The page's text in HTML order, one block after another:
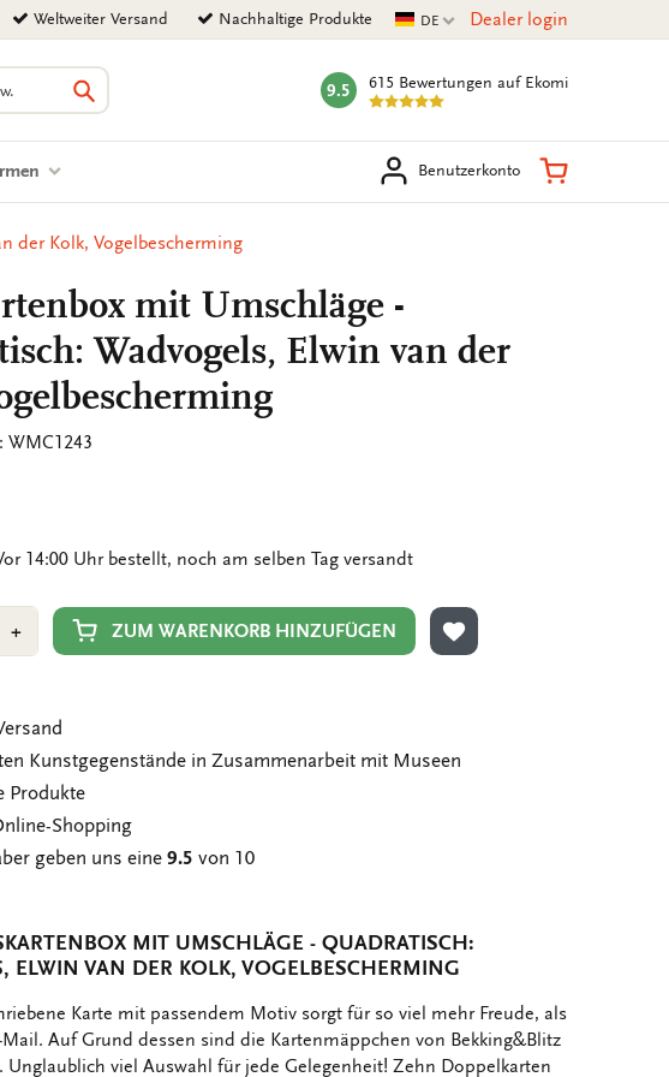
Weltweiter Versand Nachhaltige Produkte Aktuelle Sprache
DE Dealer login
Suchen
mark:
9.5 615 Bewertungen auf Ekomi
Benutzerkonto Warenkorb
der Kolk, Vogelbescherming
mit Umschläge -
Wadvogels, Elwin van der
14:00 Uhr bestellt, noch am selben Tag versandt
+Plus
1
ZUM WARENKORB HINZUFÜGEN
ZUR WUNSCHLISTE
Kunstgegenstände in Zusammenarbeit mit Museen
Produkte
Shopping
geben uns eine9.5 von 10
MIT UMSCHLÄGE - QUADRATISCH: W
VAN DER KOLK, VOGELBESCHERMING
Karte mit passendem Motiv sorgt für so viel mehr Freude, als
Auf Grund dessen sind die Kartenmäppchen von Bekking&Blitz
Unglaublich viel Auswahl für jede Gelegenheit! Zehn Doppelkarten